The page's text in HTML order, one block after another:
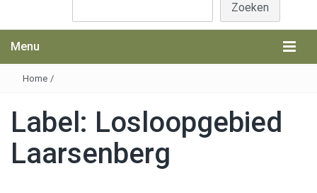
Zoeken
Menu
Home /
Label: Losloopgebied
Laarsenberg